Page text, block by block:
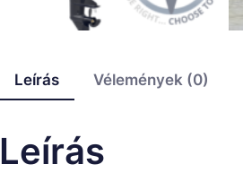
Leírás Vélemények (0)
Leírás